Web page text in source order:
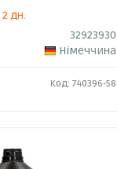
дн.
32923930
Німеччина
Код: 740396-58